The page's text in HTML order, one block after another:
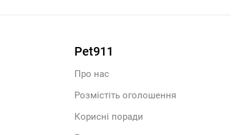
Pet911
Про нас
Розмістіть оголошення
Корисні поради